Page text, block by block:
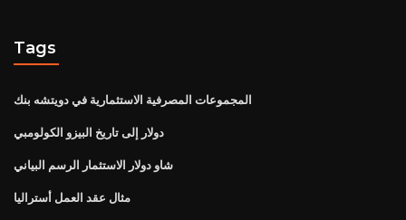
Tags
المجموعات المصرفية الاستثمارية في دويتشه بنك
دولار إلى تاريخ البيزو الكولومبي
شاو دولار الاستثمار الرسم البياني
مثال عقد العمل أستراليا